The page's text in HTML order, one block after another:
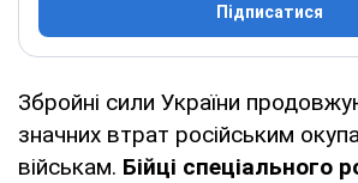
Підписатися
Збройні сили України
значних втрат російським
військам. Бійці спеціального